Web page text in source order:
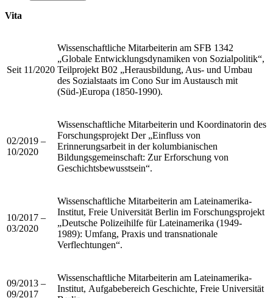
Vita
Seit 11/2020
Wissenschaftliche Mitarbeiterin am SFB 1342
„Globale Entwicklungsdynamiken von Sozialpolitik“,
Teilprojekt B02 „Herausbildung, Aus- und Umbau
des Sozialstaats im Cono Sur im Austausch mit
(Süd-)Europa (1850-1990).
02/2019 –
10/2020
Wissenschaftliche Mitarbeiterin und Koordinatorin des
Forschungsprojekt Der „Einfluss von
Erinnerungsarbeit in der kolumbianischen
Bildungsgemeinschaft: Zur Erforschung von
Geschichtsbewusstsein“.
10/2017 –
03/2020
Wissenschaftliche Mitarbeiterin am Lateinamerika-
Institut, Freie Universität Berlin im Forschungsprojekt
„Deutsche Polizeihilfe für Lateinamerika (1949-
1989): Umfang, Praxis und transnationale
Verflechtungen“.
09/2013 –
09/2017
Wissenschaftliche Mitarbeiterin am Lateinamerika-
Institut, Aufgabebereich Geschichte, Freie Universität